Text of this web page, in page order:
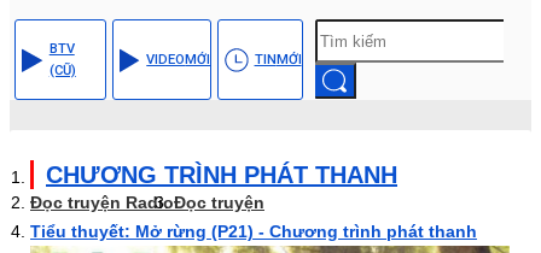
BTV
(CŨ)
VIDEOMỚI TINMỚI
CHƯƠNG TRÌNH PHÁT THANH
Đọc truyện RadioĐọc truyện
Tiểu thuyết: Mở rừng (P21) - Chương trình phát thanh